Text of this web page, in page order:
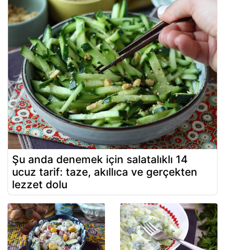
Şu anda denemek için salatalıklı 14
ucuz tarif: taze, akıllıca ve gerçekten
lezzet dolu